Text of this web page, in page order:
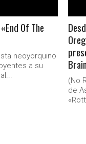
Of The
neoyorquino
a su
(No
de